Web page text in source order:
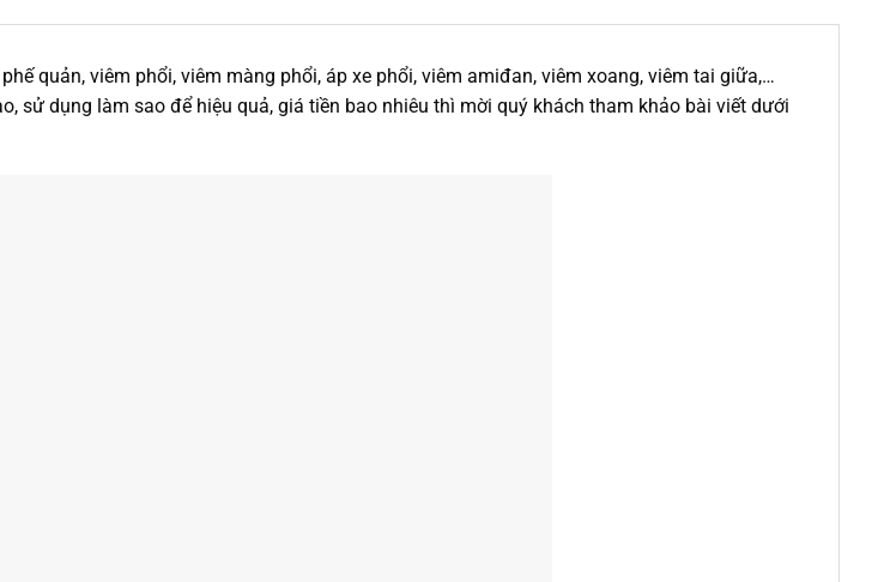
quản, viêm phổi, viêm màng phổi, áp xe phổi, viêm amiđan, viêm xoang, viêm tai giữa,…
sử dụng làm sao để hiệu quả, giá tiền bao nhiêu thì mời quý khách tham khảo bài viết dưới